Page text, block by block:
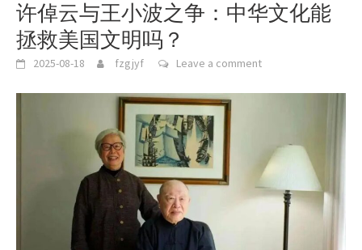
许倬云与王小波之争：中华文化能
拯救美国文明吗？
2025-08-18 fzgjyf Leave a comment